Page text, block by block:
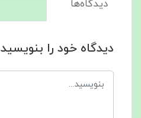
دیدگاه‌ها
دیدگاه خود را بنویسید